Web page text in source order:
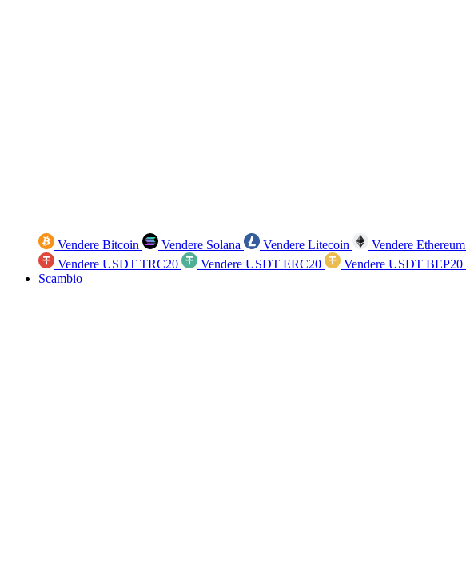
Vendere Bitcoin Vendere Solana Vendere Litecoin Vendere Ethereum
Vendere USDT TRC20
Vendere USDT ERC20 Vendere USDT BEP20
Scambio